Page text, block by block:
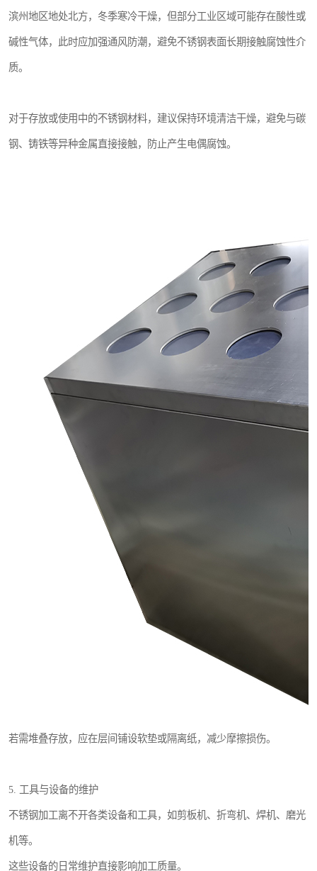
滨州地区地处北方，冬季寒冷干燥，但部分工业区域可能存在酸性或
碱性气体，此时应加强通风防潮，避免不锈钢表面长期接触腐蚀性介
质。
对于存放或使用中的不锈钢材料，建议保持环境清洁干燥，避免与碳
钢、铸铁等异种金属直接接触，防止产生电偶腐蚀。
若需堆叠存放，应在层间铺设软垫或隔离纸，减少摩擦损伤。
5. 工具与设备的维护
不锈钢加工离不开各类设备和工具，如剪板机、折弯机、焊机、磨光
机等。
这些设备的日常维护直接影响加工质量。